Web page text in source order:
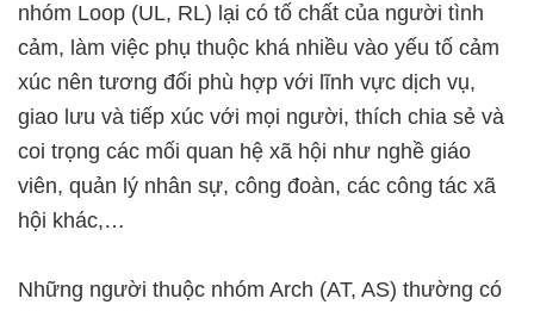
nhóm Loop (UL, RL) lại có tố chất của người tình
cảm, làm việc phụ thuộc khá nhiều vào yếu tố cảm
xúc nên tương đối phù hợp với lĩnh vực dịch vụ,
giao lưu và tiếp xúc với mọi người, thích chia sẻ và
coi trọng các mối quan hệ xã hội như nghề giáo
viên, quản lý nhân sự, công đoàn, các công tác xã
hội khác,…
Những người thuộc nhóm Arch (AT, AS) thường có